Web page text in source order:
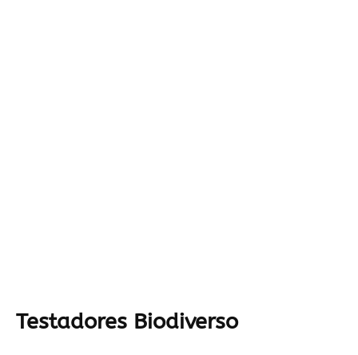
Testadores Biodiverso